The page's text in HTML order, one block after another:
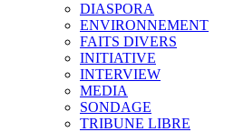
DIASPORA
ENVIRONNEMENT
FAITS DIVERS
INITIATIVE
INTERVIEW
MEDIA
SONDAGE
TRIBUNE LIBRE